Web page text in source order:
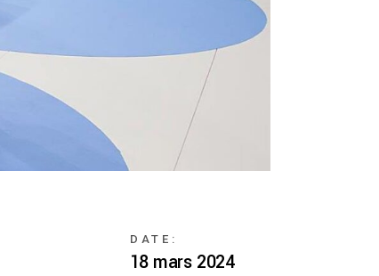
DATE:
18 mars 2024